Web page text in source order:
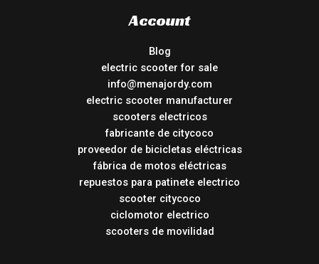
Account
Blog
electric scooter for sale
info@menajordy.com
electric scooter manufacturer
scooters electricos
fabricante de citycoco
proveedor de bicicletas eléctricas
fábrica de motos eléctricas
repuestos para patinete electrico
scooter citycoco
ciclomotor electrico
scooters de movilidad